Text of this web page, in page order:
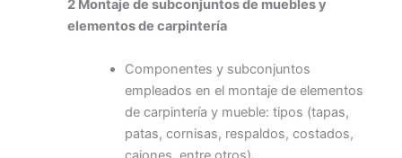
2 Montaje de subconjuntos de muebles y
elementos de carpintería
Componentes y subconjuntos
empleados en el montaje de elementos
de carpintería y mueble: tipos (tapas,
patas, cornisas, respaldos, costados,